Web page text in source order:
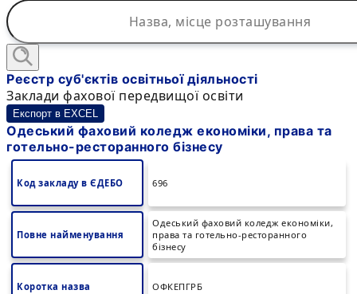
Реєстр суб'єктів освітньої діяльності
Заклади фахової передвищої освіти
Експорт в EXCEL
Одеський фаховий коледж економіки, права та
готельно-ресторанного бізнесу
Код закладу в ЄДЕБО 696
Повне найменування
Одеський фаховий коледж економіки,
права та готельно-ресторанного
бізнесу
Коротка назва ОФКЕПГРБ